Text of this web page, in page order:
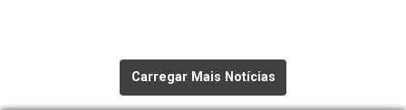
Carregar Mais Notícias